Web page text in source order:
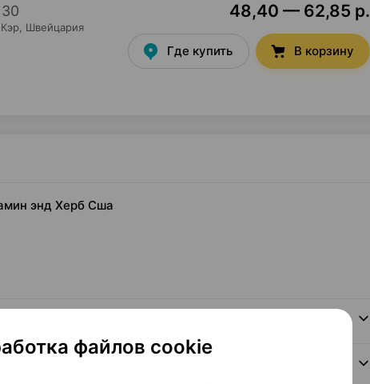
30
, Швейцария
48,40 — 62,85 р.
Где купить В корзину
энд Херб Сша
файлов cookie